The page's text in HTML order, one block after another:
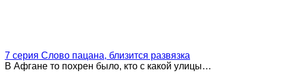
7 серия Слово пацана, близится развязка
В Афгане то похрен было, кто с какой улицы…